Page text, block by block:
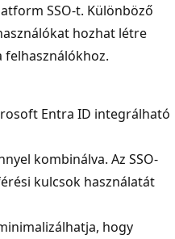
SSO-t. Különböző
hozhat létre
felhasználókhoz.
Entra ID integrálható
kombinálva. Az SSO-
kulcsok használatát
hogy